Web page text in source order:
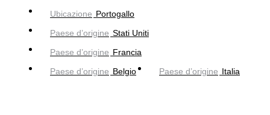
Ubicazione Portogallo
Paese d’origine Stati Uniti
Paese d’origine Francia
Paese d’origine Belgio Paese d’origine Italia